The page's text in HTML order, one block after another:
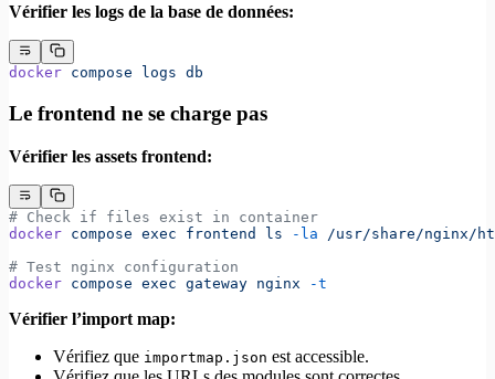
Vérifier les logs de la base de données:
docker compose logs db
Le frontend ne se charge pas
Vérifier les assets frontend:
# Check if files exist in container
docker compose exec frontend ls -la /usr/share/nginx/
# Test nginx configuration
docker compose exec gateway nginx -t
Vérifier l’import map:
Vérifiez que importmap.json est accessible.